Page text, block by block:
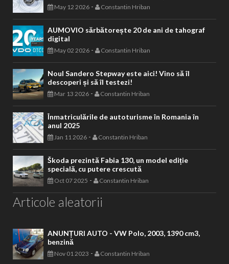
May 12 2026 - Constantin Hriban
AUMOVIO sărbătorește 20 de ani de tahograf
digital
May 02 2026 - Constantin Hriban
Noul Sandero Stepway este aici! Vino să îl
descoperi și să îl testezi!
Mar 13 2026 - Constantin Hriban
Înmatriculările de autoturisme în Romania în
anul 2025
Jan 11 2026 - Constantin Hriban
Škoda prezintă Fabia 130, un model ediție
specială, cu putere crescută
Oct 07 2025 - Constantin Hriban
Articole aleatorii
ANUNȚURI AUTO - VW Polo, 2003, 1390 cm3,
benzină
Nov 01 2023 - Constantin Hriban